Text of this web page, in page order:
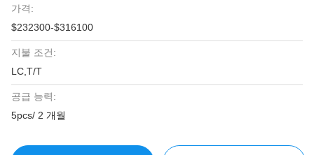
가격:
$232300-$316100
지불 조건:
LC,T/T
공급 능력:
5pcs/ 2 개월